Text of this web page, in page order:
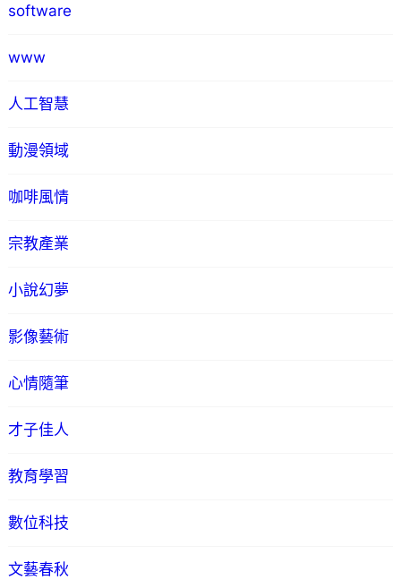
software
www
人工智慧
動漫領域
咖啡風情
宗教產業
小說幻夢
影像藝術
心情隨筆
才子佳人
教育學習
數位科技
文藝春秋